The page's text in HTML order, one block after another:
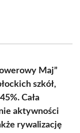
Maj”
szkół,
Cała
aktywności
rywalizację